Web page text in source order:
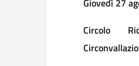
Circolo